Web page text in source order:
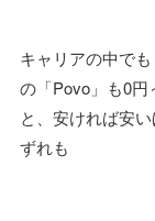
キャリアの中で
の「Povo」も0円
と、安ければ安
ずれも